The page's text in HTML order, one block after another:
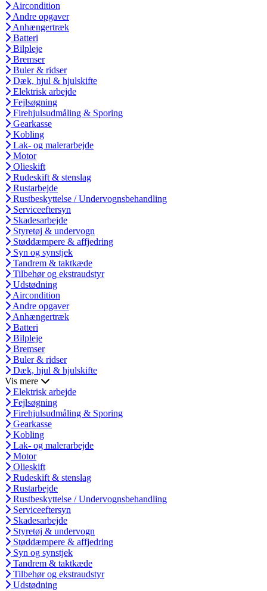
Aircondition
Andre opgaver
Anhængertræk
Batteri
Bilpleje
Bremser
Buler & ridser
Dæk, hjul & hjulskifte
Elektrisk arbejde
Fejlsøgning
Firehjulsudmåling & Sporing
Gearkasse
Kobling
Lak- og malerarbejde
Motor
Olieskift
Rudeskift & stenslag
Rustarbejde
Rustbeskyttelse / Undervognsbehandling
Serviceeftersyn
Skadesarbejde
Styretøj & undervogn
Støddæmpere & affjedring
Syn og synstjek
Tandrem & taktkæde
Tilbehør og ekstraudstyr
Udstødning
Aircondition
Andre opgaver
Anhængertræk
Batteri
Bilpleje
Bremser
Buler & ridser
Dæk, hjul & hjulskifte
Vis mere
Elektrisk arbejde
Fejlsøgning
Firehjulsudmåling & Sporing
Gearkasse
Kobling
Lak- og malerarbejde
Motor
Olieskift
Rudeskift & stenslag
Rustarbejde
Rustbeskyttelse / Undervognsbehandling
Serviceeftersyn
Skadesarbejde
Styretøj & undervogn
Støddæmpere & affjedring
Syn og synstjek
Tandrem & taktkæde
Tilbehør og ekstraudstyr
Udstødning